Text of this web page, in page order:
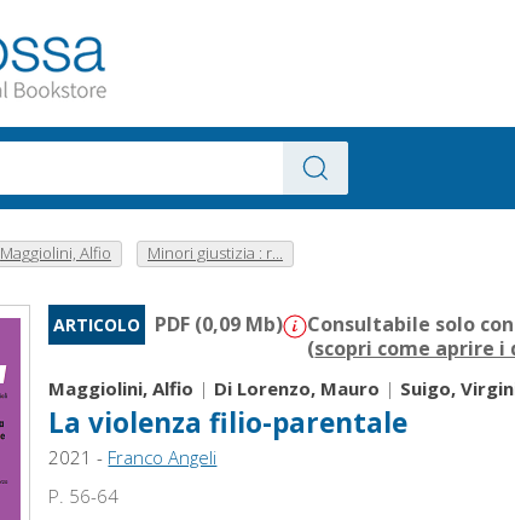
Maggiolini, Alfio Minori giustizia : r...
ARTICOLO PDF (0,09 Mb)
Consultabile solo
(scopri come aprire i
Maggiolini, Alfio | Di Lorenzo, Mauro | Suigo,
La violenza filio-parentale
2021 - Franco Angeli
P. 56-64